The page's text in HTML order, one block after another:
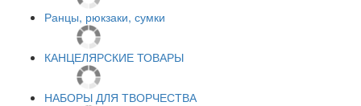
Ранцы, рюкзаки, сумки
КАНЦЕЛЯРСКИЕ ТОВАРЫ
НАБОРЫ ДЛЯ ТВОРЧЕСТВА